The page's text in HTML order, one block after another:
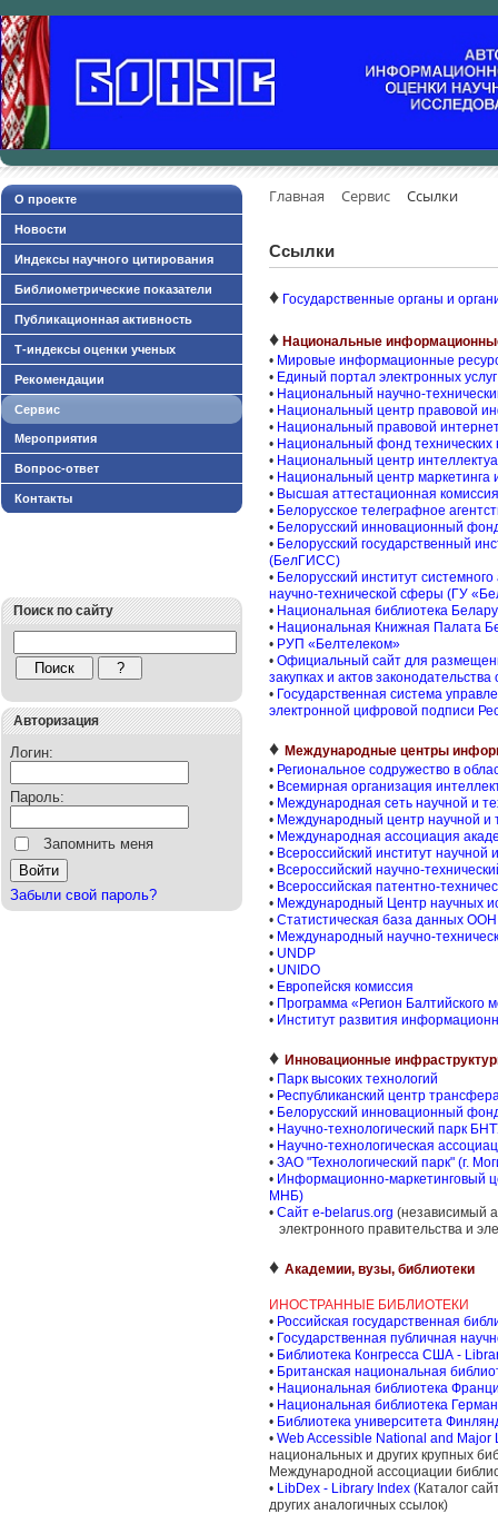
О проекте
Новости
Индексы научного цитирования
Библиометрические показатели
Публикационная активность
Т-индексы оценки ученых
Рекомендации
Сервис
Мероприятия
Вопрос-ответ
Контакты
Поиск по сайту
Авторизация
Логин:
Пароль:
Запомнить меня
Забыли свой пароль?
Главная Сервис Ссылки
Ссылки
♦ Государственные органы и
♦ Национальные
• Мировые информационные
• Единый портал электронных
• Национальный научно-
• Национальный центр правовой
• Национальный правовой
• Национальный фонд технических
• Национальный центр
• Национальный центр маркетинга
• Высшая аттестационная
• Белорусское телеграфное
• Белорусский инновационный
• Белорусский государственный
(БелГИСС)
• Белорусский институт
научно-технической сферы (ГУ
• Национальная библиотека
• Национальная Книжная Палата
• РУП «Белтелеком»
• Официальный сайт для
закупках и актов
• Государственная система
электронной цифровой подписи
♦ Международные центры
• Региональное содружество в
• Всемирная организация
• Международная сеть научной и
• Международный центр научной
• Международная ассоциация
• Всероссийский институт
• Всероссийский научно-
• Всероссийская патентно-
• Международный Центр научных
• Статистическая база данных ООН
• Международный научно-
• UNDP
• UNIDO
• Европейскя комиссия
• Программа «Регион Балтийского
• Институт развития
♦ Инновационные
• Парк высоких технологий
• Республиканский центр
• Белорусский инновационный
• Научно-технологический парк
• Научно-технологическая
• ЗАО "Технологический парк" (г.
• Информационно-маркетинговый
МНБ)
• Сайт e-belarus.org (независимый
электронного правительства и
♦ Академии, вузы, библиотеки
ИНОСТРАННЫЕ БИБЛИОТЕКИ
• Российская государственная
• Государственная публичная
• Библиотека Конгресса США -
• Британская национальная
• Национальная библиотека
• Национальная библиотека
• Библиотека университета
• Web Accessible National and Major
национальных и других крупных
Международной ассоциации
• LibDex - Library Index (Каталог
других аналогичных ссылок)